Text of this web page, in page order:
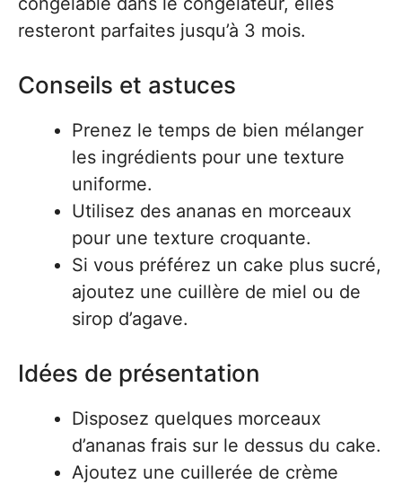
resteront parfaites jusqu’à 3 mois.
Conseils et astuces
Prenez le temps de bien mélanger
les ingrédients pour une texture
uniforme.
Utilisez des ananas en morceaux
pour une texture croquante.
Si vous préférez un cake plus sucré,
ajoutez une cuillère de miel ou de
sirop d’agave.
Idées de présentation
Disposez quelques morceaux
d’ananas frais sur le dessus du cake.
Ajoutez une cuillerée de crème